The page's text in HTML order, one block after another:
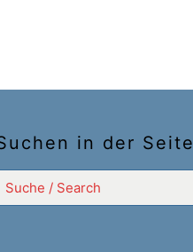
in der Seite